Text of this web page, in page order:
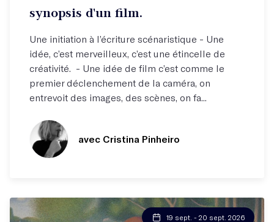
synopsis d'un film.
Une initiation à l’écriture scénaristique - Une
idée, c’est merveilleux, c’est une étincelle de
créativité. - Une idée de film c’est comme le
premier déclenchement de la caméra, on
entrevoit des images, des scènes, on fa...
avec Cristina Pinheiro
19 sept. - 20 sept. 2026